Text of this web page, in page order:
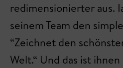
redimensionierter aus.
seinem Team den
“Zeichnet den
Welt.“ Und das ist